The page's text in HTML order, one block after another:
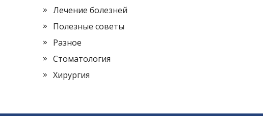
Лечение болезней
Полезные советы
Разное
Стоматология
Хирургия